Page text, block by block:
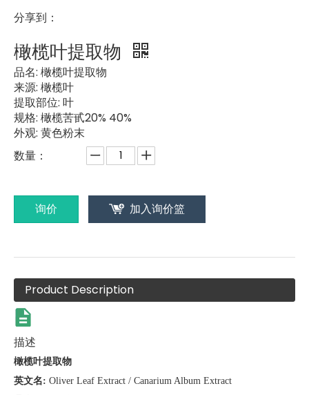
分享到：
橄榄叶提取物
品名: 橄榄叶提取物
来源: 橄榄叶
提取部位: 叶
规格: 橄榄苦甙20% 40%
外观: 黄色粉末
数量：
询价 加入询价篮
Product Description
描述
橄榄叶提取物
英文名: Oliver Leaf Extract / Canarium Album Extract